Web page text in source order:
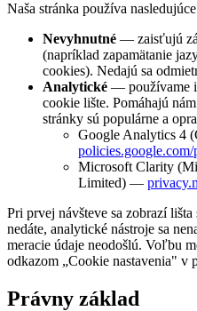
Naša stránka používa
Nevyhnutné — zaisťujú
(napríklad zapamätanie
cookies). Nedajú sa
Analytické — používame
cookie lište. Pomáhajú
stránky sú populárne a
Google Analytics 4
Microsoft Clarity
Limited) —
Pri prvej návšteve sa zobrazí
nedáte, analytické nástroje sa
meraciе údaje neodošlú. Voľbu
odkazom „Cookie nastavenia" v
Právny základ